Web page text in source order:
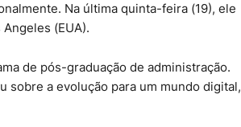
Na última quinta-feira (19), ele
(EUA).
de pós-graduação de administração.
sobre a evolução para um mundo digital,